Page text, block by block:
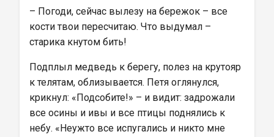
– Погоди, сейчас вылезу на бережок – все
кости твои пересчитаю. Что выдумал –
старика кнутом бить!
Подплыл медведь к берегу, полез на крутояр
к телятам, облизывается. Петя оглянулся,
крикнул: «Подсобите!» – и видит: задрожали
все осины и ивы и все птицы поднялись к
небу. «Неужто все испугались и никто мне